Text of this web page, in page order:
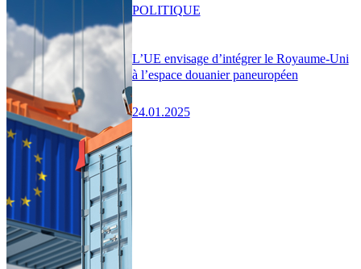
L’UE envisage d’intégrer le Royaume-Uni
à l’espace douanier paneuropéen
24.01.2025
POLITIQUE